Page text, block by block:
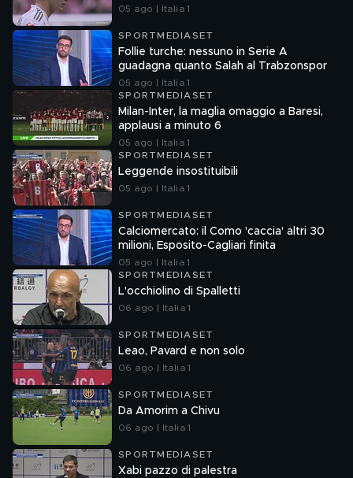
05 ago | Italia 1
SPORTMEDIASET
Follie turche: nessuno in Serie A
guadagna quanto Salah al Trabzonspor
05 ago | Italia 1
SPORTMEDIASET
Milan-Inter, la maglia omaggio a Baresi,
applausi a minuto 6
05 ago | Italia 1
SPORTMEDIASET
Leggende insostituibili
05 ago | Italia 1
SPORTMEDIASET
Calciomercato: il Como 'caccia' altri 30
milioni, Esposito-Cagliari finita
05 ago | Italia 1
SPORTMEDIASET
L'occhiolino di Spalletti
06 ago | Italia 1
SPORTMEDIASET
Leao, Pavard e non solo
06 ago | Italia 1
SPORTMEDIASET
Da Amorim a Chivu
06 ago | Italia 1
SPORTMEDIASET
Xabi pazzo di palestra